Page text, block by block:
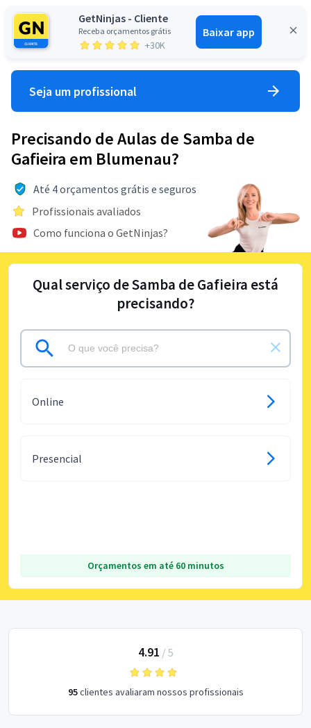
GetNinjas - Cliente
Receba orçamentos grátis
+30K
Baixar app
Entrar
Seja um profissional
Precisando de Aulas de Samba de
Gafieira em Blumenau?
Até 4 orçamentos grátis e seguros
Profissionais avaliados
Como funciona o GetNinjas?
Qual serviço de Samba de Gafieira está
precisando?
Online
Presencial
Orçamentos em até 60 minutos
4.91 / 5
95clientes avaliaram nossos profissionais